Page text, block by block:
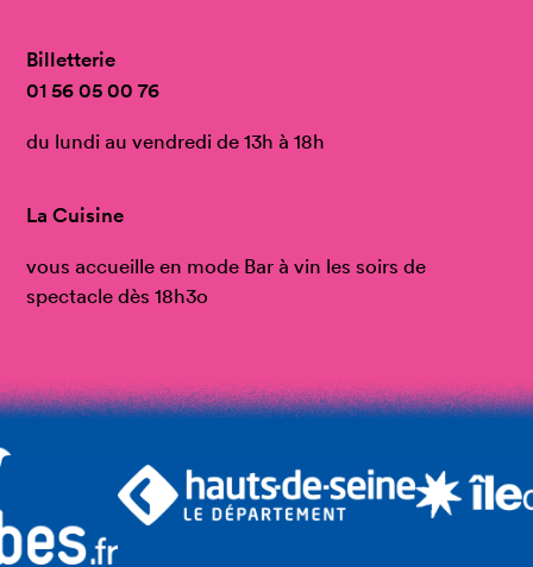
Billetterie
01 56 05 00 76
du lundi au vendredi de 13h à 18h
La Cuisine
vous accueille en mode Bar à vin les soirs de
spectacle dès 18h3o